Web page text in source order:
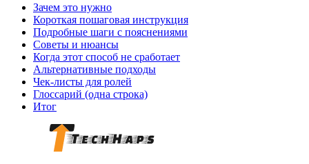
Зачем это нужно
Короткая пошаговая инструкция
Подробные шаги с пояснениями
Советы и нюансы
Когда этот способ не сработает
Альтернативные подходы
Чек-листы для ролей
Глоссарий (одна строка)
Итог